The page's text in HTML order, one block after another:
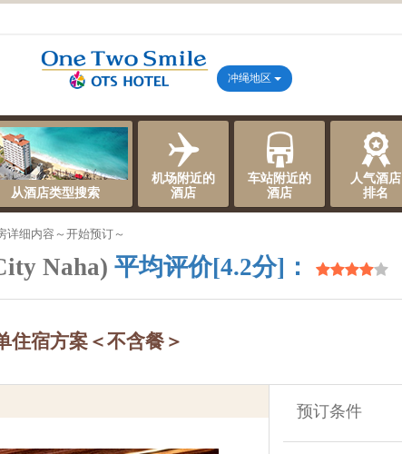
冲绳地区
从酒店类型搜索
机场附近的
酒店
车站附近的
酒店
人气酒店
排名
详细内容～开始预订～
Naha) 平均评价[4.2分]：
住宿方案＜不含餐＞
预订条件